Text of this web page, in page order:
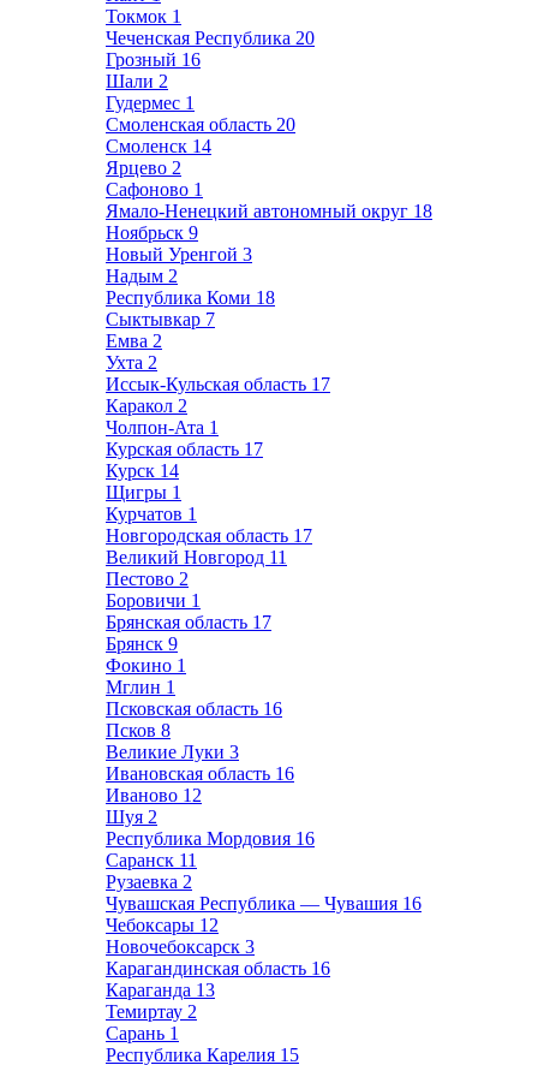
Токмок 1
Чеченская Республика 20
Грозный 16
Шали 2
Гудермес 1
Смоленская область 20
Смоленск 14
Ярцево 2
Сафоново 1
Ямало-Ненецкий автономный округ 18
Ноябрьск 9
Новый Уренгой 3
Надым 2
Республика Коми 18
Сыктывкар 7
Емва 2
Ухта 2
Иссык-Кульская область 17
Каракол 2
Чолпон-Ата 1
Курская область 17
Курск 14
Щигры 1
Курчатов 1
Новгородская область 17
Великий Новгород 11
Пестово 2
Боровичи 1
Брянская область 17
Брянск 9
Фокино 1
Мглин 1
Псковская область 16
Псков 8
Великие Луки 3
Ивановская область 16
Иваново 12
Шуя 2
Республика Мордовия 16
Саранск 11
Рузаевка 2
Чувашская Республика — Чувашия 16
Чебоксары 12
Новочебоксарск 3
Карагандинская область 16
Караганда 13
Темиртау 2
Сарань 1
Республика Карелия 15